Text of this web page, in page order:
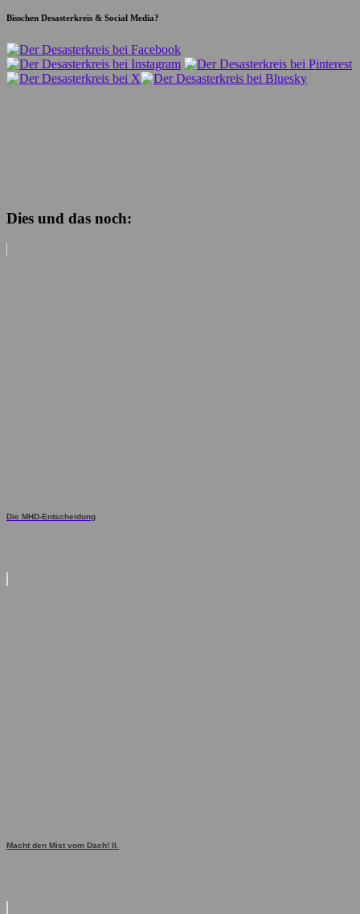
Bisschen Desasterkreis & Social Media?
Dies und das noch:
Die MHD-Entscheidung
Macht den Mist vom Dach! II.